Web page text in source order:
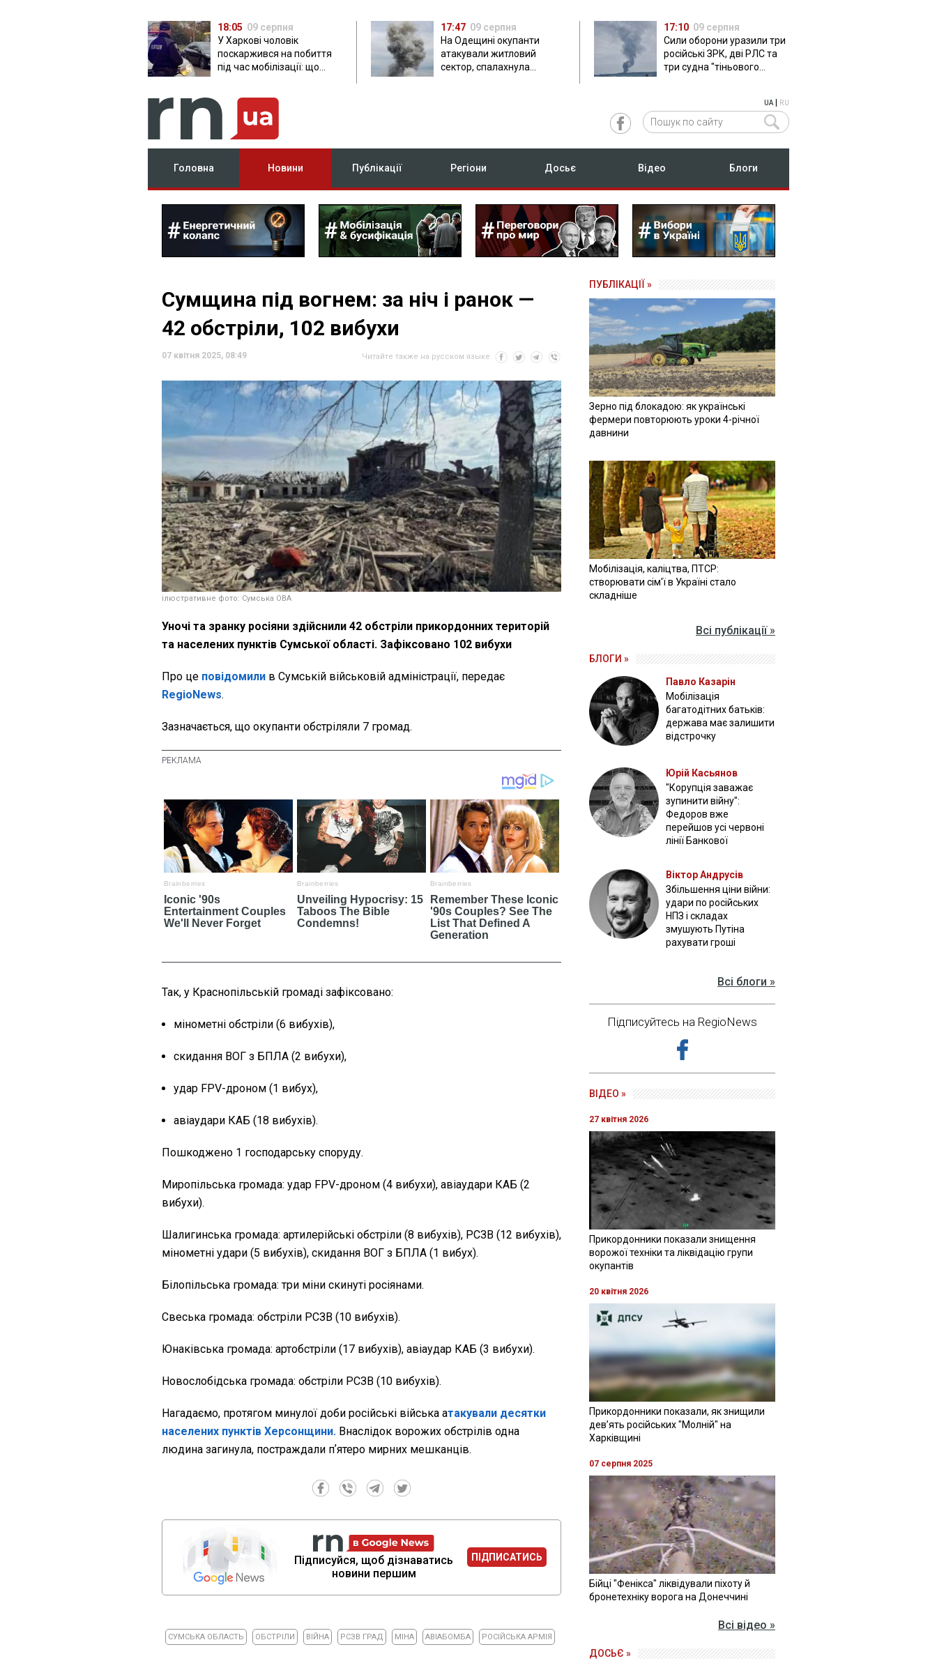
18:05 09 серпня
У Харкові чоловік
поскаржився на побиття
під час мобілізації: що
17:47 09 серпня
На Одещині окупанти
атакували житловий
сектор, спалахнула
17:10 09 серпня
Сили оборони уразили три
російські ЗРК, дві РЛС та
три судна "тіньового
UA| RU
Головна Новини Публікації Регіони Досьє Відео Блоги
Сумщина під вогнем: за ніч і ранок —
42 обстріли, 102 вибухи
07 квітня 2025, 08:49 Читайте также на русском языке
ілюстративне фото: Сумська ОВА
Уночі та зранку росіяни здійснили 42 обстріли прикордонних територій
та населених пунктів Сумської області. Зафіксовано 102 вибухи
Про це повідомили в Сумській військовій адміністрації, передає
RegioNews.
Зазначається, що окупанти обстріляли 7 громад.
Так, у Краснопільській громаді зафіксовано:
мінометні обстріли (6 вибухів),
скидання ВОГ з БПЛА (2 вибухи),
удар FPV-дроном (1 вибух),
авіаудари КАБ (18 вибухів).
Пошкоджено 1 господарську споруду.
Миропільська громада: удар FPV-дроном (4 вибухи), авіаудари КАБ (2
вибухи).
Шалигинська громада: артилерійські обстріли (8 вибухів), РСЗВ (12 вибухів),
мінометні удари (5 вибухів), скидання ВОГ з БПЛА (1 вибух).
Білопільська громада: три міни скинуті росіянами.
Свеська громада: обстріли РСЗВ (10 вибухів).
Юнаківська громада: артобстріли (17 вибухів), авіаудар КАБ (3 вибухи).
Новослобідська громада: обстріли РСЗВ (10 вибухів).
Нагадаємо, протягом минулої доби російські війська атакували десятки
населених пунктів Херсонщини. Внаслідок ворожих обстрілів одна
людина загинула, постраждали пʼятеро мирних мешканців.
Підписуйся, щоб дізнаватись
новини першим
ПІДПИСАТИСЬ
СУМСЬКА ОБЛАСТЬ ОБСТРІЛИ ВІЙНА РСЗВ ГРАД МІНА АВІАБОМБА РОСІЙСЬКА АРМІЯ
ПУБЛІКАЦІЇ »
Зерно під блокадою: як українські
фермери повторюють уроки 4-річної
давнини
Мобілізація, каліцтва, ПТСР:
створювати сім'ї в Україні стало
складніше
Всі публікації »
БЛОГИ »
Павло Казарін
Мобілізація
багатодітних батьків:
держава має залишити
відстрочку
Юрій Касьянов
"Корупція заважає
зупинити війну":
Федоров вже
перейшов усі червоні
лінії Банкової
Віктор Андрусів
Збільшення ціни війни:
удари по російських
НПЗ і складах
змушують Путіна
рахувати гроші
Всі блоги »
Підписуйтесь на RegioNews
ВІДЕО »
27 квітня 2026
Прикордонники показали знищення
ворожої техніки та ліквідацію групи
окупантів
20 квітня 2026
Прикордонники показали, як знищили
девʼять російських "Молній" на
Харківщині
07 серпня 2025
Бійці "Фенікса" ліквідували піхоту й
бронетехніку ворога на Донеччині
Всі відео »
ДОСЬЄ »